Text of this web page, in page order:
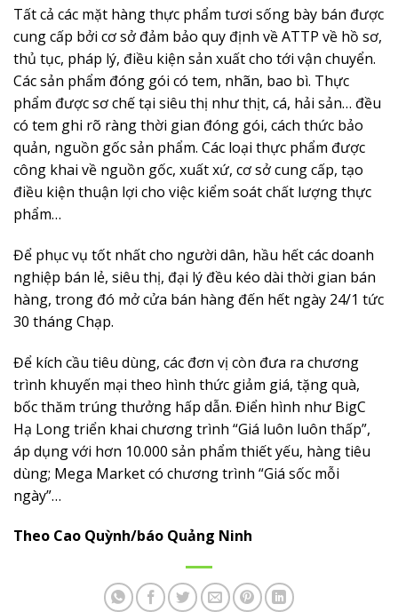
Tất cả các mặt hàng thực phẩm tươi sống bày bán được
cung cấp bởi cơ sở đảm bảo quy định về ATTP về hồ sơ,
thủ tục, pháp lý, điều kiện sản xuất cho tới vận chuyển.
Các sản phẩm đóng gói có tem, nhãn, bao bì. Thực
phẩm được sơ chế tại siêu thị như thịt, cá, hải sản… đều
có tem ghi rõ ràng thời gian đóng gói, cách thức bảo
quản, nguồn gốc sản phẩm. Các loại thực phẩm được
công khai về nguồn gốc, xuất xứ, cơ sở cung cấp, tạo
điều kiện thuận lợi cho việc kiểm soát chất lượng thực
phẩm…
Để phục vụ tốt nhất cho người dân, hầu hết các doanh
nghiệp bán lẻ, siêu thị, đại lý đều kéo dài thời gian bán
hàng, trong đó mở cửa bán hàng đến hết ngày 24/1 tức
30 tháng Chạp.
Để kích cầu tiêu dùng, các đơn vị còn đưa ra chương
trình khuyến mại theo hình thức giảm giá, tặng quà,
bốc thăm trúng thưởng hấp dẫn. Điển hình như BigC
Hạ Long triển khai chương trình “Giá luôn luôn thấp”,
áp dụng với hơn 10.000 sản phẩm thiết yếu, hàng tiêu
dùng; Mega Market có chương trình “Giá sốc mỗi
ngày”…
Theo Cao Quỳnh/báo Quảng Ninh